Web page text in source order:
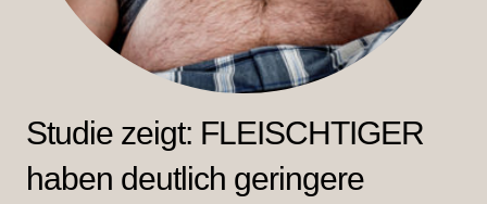
Studie zeigt: FLEISCHTIGER
haben deutlich geringere